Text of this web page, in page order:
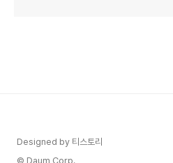
Designed by 티스토리
© Daum Corp.